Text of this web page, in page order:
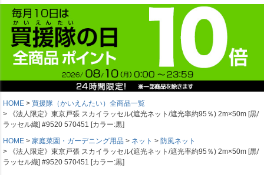
HOME
買援隊（かいえんたい）全商品一覧
《法人限定》東京戸張 スカイラッセル(遮光ネット/遮光率約95％) 2m×50m [黒/
ラッセル織] #9520 570451 [カラー:黒]
HOME
家庭菜園・ガーデニング用品 ネット
防風ネット
《法人限定》東京戸張 スカイラッセル(遮光ネット/遮光率約95％) 2m×50m [黒/
ラッセル織] #9520 570451 [カラー:黒]